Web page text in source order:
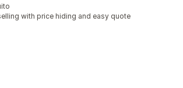
with price hiding and easy quote